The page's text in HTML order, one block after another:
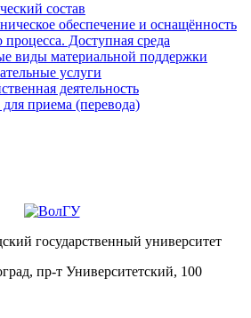
состав
обеспечение и оснащённость
процесса. Доступная среда
виды материальной поддержки
услуги
деятельность
приема (перевода)
государственный университет
пр-т Университетский, 100